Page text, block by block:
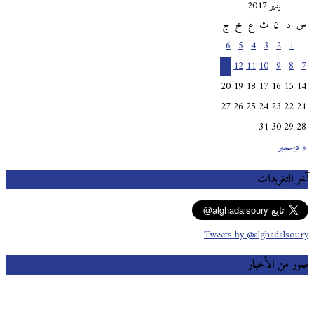
يناير 2017
س
ث خ ج
« ديسمبر
10
11
12
13
14
15
16
17
18
19
20
21
22
23
24
25
26
27
28
29
30
31
آخر التغريدات
Tweets by @alghadalsoury
صور من الأخبار